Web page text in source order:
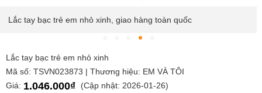
Lắc tay bạc trẻ em nhỏ xinh, giao hàng toàn quốc
Lắc tay bạc trẻ em nhỏ xinh
Mã số: TSVN023873 | Thương hiệu: EM VÀ TÔI
Giá: 1.046.000₫
(Cập nhật: 2026-01-26)